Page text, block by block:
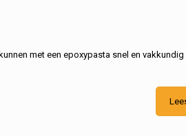
met een epoxypasta snel en